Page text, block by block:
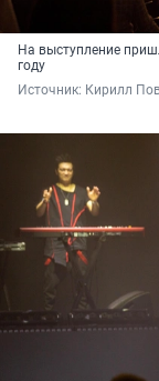
На выступление
году
Источник: Кирилл